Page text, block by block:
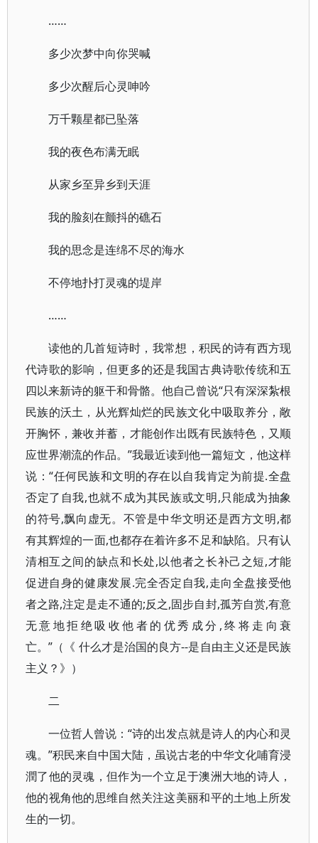
……
多少次梦中向你哭喊
多少次醒后心灵呻吟
万千颗星都已坠落
我的夜色布满无眠
从家乡至异乡到天涯
我的脸刻在颤抖的礁石
我的思念是连绵不尽的海水
不停地扑打灵魂的堤岸
……
读他的几首短诗时，我常想，积民的诗有西方现
代诗歌的影响，但更多的还是我国古典诗歌传统和五
四以来新诗的躯干和骨骼。他自己曾说“只有深深紮根
民族的沃土，从光辉灿烂的民族文化中吸取养分，敞
开胸怀，兼收并蓄，才能创作出既有民族特色，又顺
应世界潮流的作品。”我最近读到他一篇短文，他这样
说：“任何民族和文明的存在以自我肯定为前提.全盘
否定了自我,也就不成为其民族或文明,只能成为抽象
的符号,飘向虚无。不管是中华文明还是西方文明,都
有其辉煌的一面,也都存在着许多不足和缺陷。只有认
清相互之间的缺点和长处,以他者之长补己之短,才能
促进自身的健康发展.完全否定自我,走向全盘接受他
者之路,注定是走不通的;反之,固步自封,孤芳自赏,有意
无意地拒绝吸收他者的优秀成分,终将走向衰
亡。”（《 什么才是治国的良方--是自由主义还是民族
主义？》）
二
一位哲人曾说：“诗的出发点就是诗人的内心和灵
魂。”积民来自中国大陆，虽说古老的中华文化哺育浸
潤了他的灵魂，但作为一个立足于澳洲大地的诗人，
他的视角他的思维自然关注这美丽和平的土地上所发
生的一切。